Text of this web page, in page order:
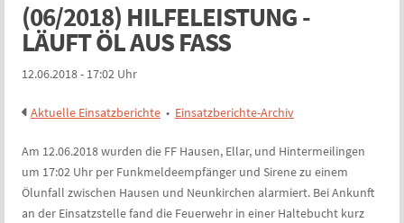
(06/2018) HILFELEISTUNG -
LÄUFT ÖL AUS FASS
12.06.2018 - 17:02 Uhr
Aktuelle Einsatzberichte• Einsatzberichte-Archiv
Am 12.06.2018 wurden die FF Hausen, Ellar, und Hintermeilingen
um 17:02 Uhr per Funkmeldeempfänger und Sirene zu einem
Ölunfall zwischen Hausen und Neunkirchen alarmiert. Bei Ankunft
an der Einsatzstelle fand die Feuerwehr in einer Haltebucht kurz